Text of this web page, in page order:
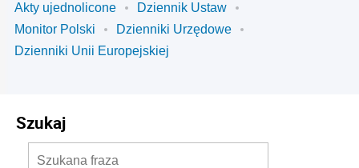
Akty ujednolicone
Dziennik Ustaw
Monitor Polski
Dzienniki Urzędowe
Dzienniki Unii Europejskiej
Szukaj